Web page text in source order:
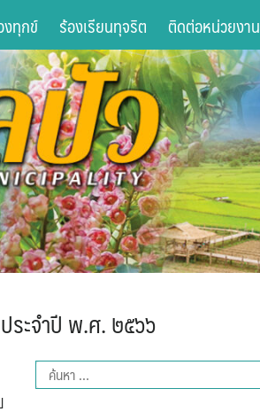
ทุกข์ ร้องเรียนทุจริต ติดต่อหน่วยงาน
ระจำปี พ.ศ. ๒๕๖๖
ค้นหา
สำหรับ: